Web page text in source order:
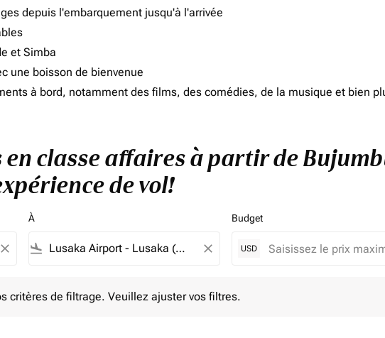
depuis l'embarquement jusqu'à l'arrivée
et Simba
une boisson de bienvenue
à bord, notamment des films, des comédies, de la musique et bien
en classe affaires à partir de
de vol!
close
À
flight_land close
Budget
USD
critères de filtrage. Veuillez ajuster vos filtres.